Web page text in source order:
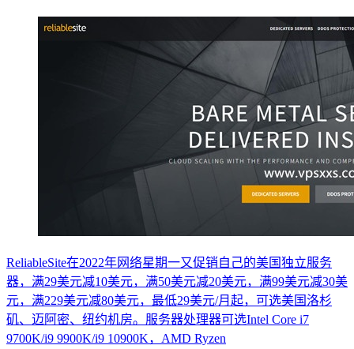
ReliableSite在2022年网络星期一又促销自己的美国独立服务
器，满29美元减10美元，满50美元减20美元，满99美元减30美
元，满229美元减80美元，最低29美元/月起，可选美国洛杉
矶、迈阿密、纽约机房。服务器处理器可选Intel Core i7
9700K/i9 9900K/i9 10900K，AMD Ryzen